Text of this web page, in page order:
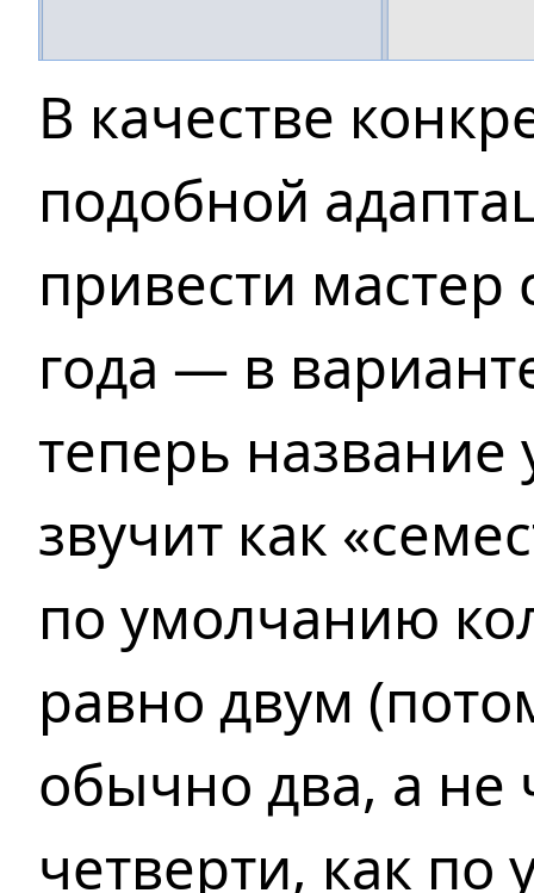
В качестве
подобной
привести мастер
года — в
теперь название
звучит как
по умолчанию
равно двум
обычно два, а не
четверти, как по